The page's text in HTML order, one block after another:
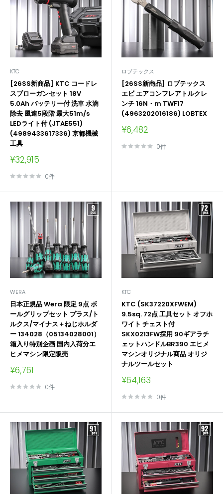
KTC
[26SS新商品] KTC コードレ
スブローガンセット 18V
5.0Ah バッテリー付 洗車 水滴
除去 風速5段階 最大51m/s
LEDライト付 (JTAE551)
(4989433617336) 京都機械
工具
販
価
¥32,915
0件
ロブテックス
[26SS新商品] ロブテックス
エビ エアコンフレアトルクレ
ンチ 16N・m TWF17
(4963202016186) LOBTEX
販
価
¥6,482
0件
WERA
日本正規品 Wera 限定 9点 ボ
ールグリップセット プラス/ト
ルクス/マイナス＋ねじホルダ
ー 134028（05134028001）
箱入り特別企画 国内入荷分エ
ヒメマシン限定販売
販
価
¥6,761
0件
KTC
KTC (SK37220XFWEM)
9.5sq. 72点 工具セット オフホ
ワイト チェスト付
SKX0213FW採用 90ギアラチ
ェットハンドルBR390 エヒメ
マシンオリジナル商品 オリジ
ナルツールセット
販
価
¥64,163
0件